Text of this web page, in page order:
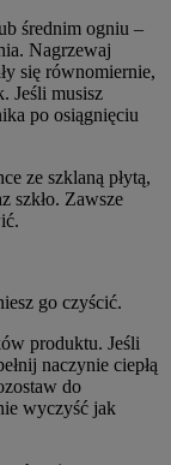
średnim ogniu –
Nagrzewaj
się równomiernie,
Jeśli musisz
po osiągnięciu
ze szklaną płytą,
szkło. Zawsze
go czyścić.
produktu. Jeśli
naczynie ciepłą
do
wyczyść jak